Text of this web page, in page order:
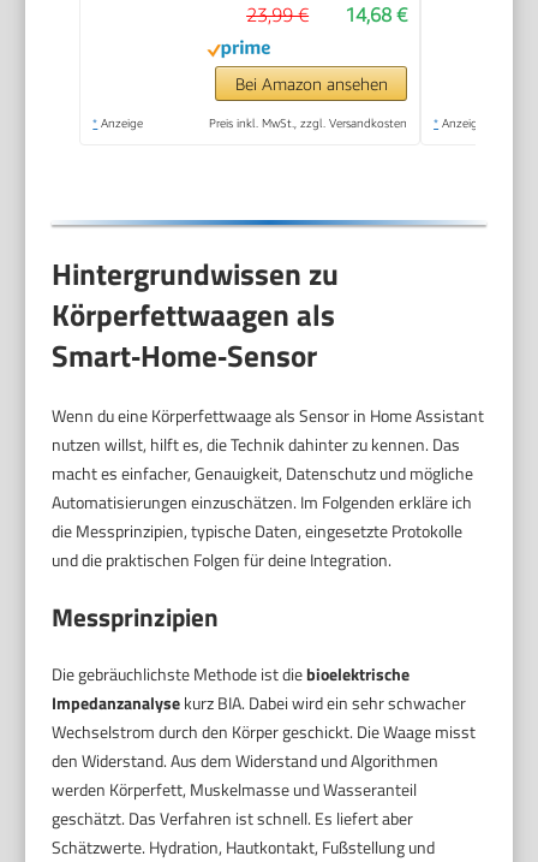
14,68 €
23,99 €
Bei Amazon ansehen
* Anzeige Preis inkl. MwSt., zzgl. Versandkosten * Anzeige
Hintergrundwissen zu
Körperfettwaagen als
Smart‑Home‑Sensor
Wenn du eine Körperfettwaage als Sensor in Home Assistant
nutzen willst, hilft es, die Technik dahinter zu kennen. Das
macht es einfacher, Genauigkeit, Datenschutz und mögliche
Automatisierungen einzuschätzen. Im Folgenden erkläre ich
die Messprinzipien, typische Daten, eingesetzte Protokolle
und die praktischen Folgen für deine Integration.
Messprinzipien
Die gebräuchlichste Methode ist diebioelektrische
Impedanzanalysekurz BIA. Dabei wird ein sehr schwacher
Wechselstrom durch den Körper geschickt. Die Waage misst
den Widerstand. Aus dem Widerstand und Algorithmen
werden Körperfett, Muskelmasse und Wasseranteil
geschätzt. Das Verfahren ist schnell. Es liefert aber
Schätzwerte. Hydration, Hautkontakt, Fußstellung und